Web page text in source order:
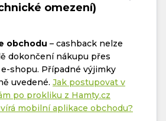
omezení)
obchodu – cashback nelze
dokončení nákupu přes
shopu. Případné výjimky
uvedené. Jak postupovat v
po prokliku z Hamty.cz
mobilní aplikace obchodu?